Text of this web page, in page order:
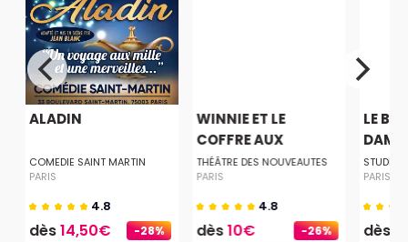
-28%
ALADIN
COMEDIE SAINT MARTIN
PARIS
4.8
dès14,50€ -26%
WINNIE ET LE
COFFRE AUX
MERVE...
THÉÂTRE DES NOUVEAUTES
PARIS
4.8
dès10€
LE
DAME
STUDIO
PARIS
dès